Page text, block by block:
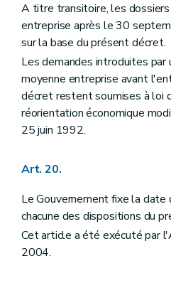
A titre transitoire, les
entreprise après le 30
sur la base du présent décret.
Les demandes introduites par
moyenne entreprise avant
décret restent soumises à loi
réorientation économique
25 juin 1992.
Art. 20.
Le Gouvernement fixe la date
chacune des dispositions du
Cet article a été exécuté par
2004.